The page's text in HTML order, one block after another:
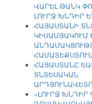
ՎԱՐԵԼ ԹԱՆԿ
ԼՈՒՐՋ ԽՆԴԻՐ
ՀԱՅԱՍՏԱՆԻ
ԿԻՍԱՄՅԱԿՈՒՄ
ՀԱՅԱՍՏԱՆԸ
ՏՆՏԵՍԱԿԱՆ
«ԼՈՒՐՋ